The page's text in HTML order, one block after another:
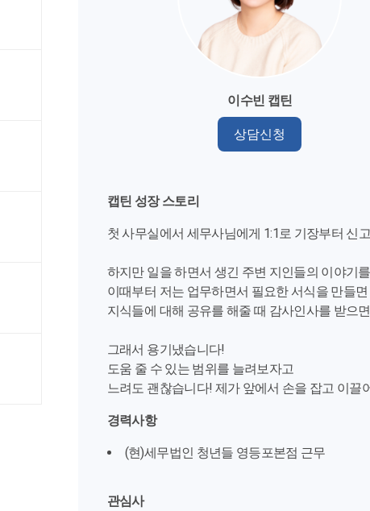
이수빈 캡틴
상담신청
캡틴 성장 스토리
첫 사무실에서 세무사님에게 1:1로 기장부터 신
하지만 일을 하면서 생긴 주변 지인들의 이야기
이때부터 저는 업무하면서 필요한 서식을 만들
지식들에 대해 공유를 해줄 때 감사인사를 받으
그래서 용기냈습니다!
도움 줄 수 있는 범위를 늘려보자고
느려도 괜찮습니다! 제가 앞에서 손을 잡고 이끌
경력사항
(현)세무법인 청년들 영등포본점 근무
관심사